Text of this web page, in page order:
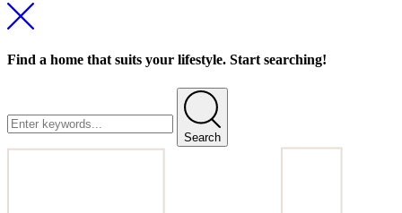
Find a home that suits your lifestyle. Start searching!
Search